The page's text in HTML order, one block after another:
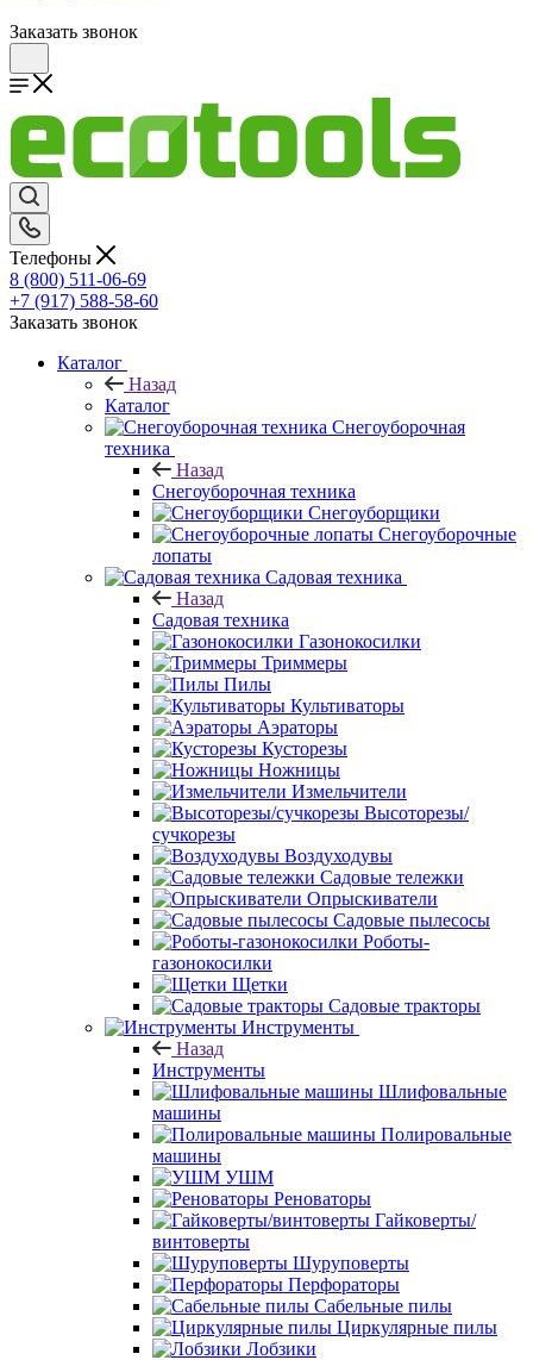
Заказать звонок
Телефоны
8 (800) 511-06-69
+7 (917) 588-58-60
Заказать звонок
Каталог
Назад
Каталог
Снегоуборочная
техника
Назад
Снегоуборочная техника
Снегоуборщики
Снегоуборочные
лопаты
Садовая техника
Назад
Садовая техника
Газонокосилки
Триммеры
Пилы
Культиваторы
Аэраторы
Кусторезы
Ножницы
Измельчители
Высоторезы/
сучкорезы
Воздуходувы
Садовые тележки
Опрыскиватели
Садовые пылесосы
Роботы-
газонокосилки
Щетки
Садовые тракторы
Инструменты
Назад
Инструменты
Шлифовальные
машины
Полировальные
машины
УШМ
Реноваторы
Гайковерты/
винтоверты
Шуруповерты
Перфораторы
Сабельные пилы
Циркулярные пилы
Лобзики